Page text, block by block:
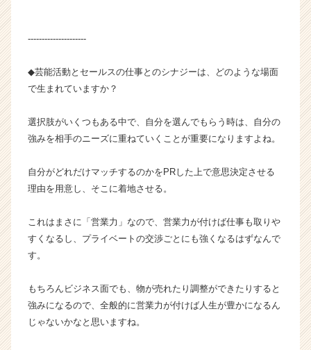
の
ラ
イ
|
ベ
ャ
ー・
企
業
か
ら
---------------------
◆芸能活動とセールスの仕事とのシナジーは、どのような場面
で生まれていますか？
選択肢がいくつもある中で、自分を選んでもらう時は、自分の
強みを相手のニーズに重ねていくことが重要になりますよね。
自分がどれだけマッチするのかをPRした上で意思決定させる
理由を用意し、そこに着地させる。
これはまさに「営業力」なので、営業力が付けば仕事も取りや
すくなるし、プライベートの交渉ごとにも強くなるはずなんで
す。
もちろんビジネス面でも、物が売れたり調整ができたりすると
強みになるので、全般的に営業力が付けば人生が豊かになるん
じゃないかなと思いますね。